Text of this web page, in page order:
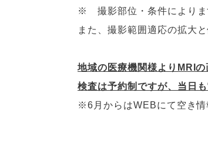
※ 撮影部位・条件によりま
また、撮影範囲適応の拡大
地域の医療機関様よりMRIの
検査は予約制ですが、当日
※6月からはWEBにて空き情